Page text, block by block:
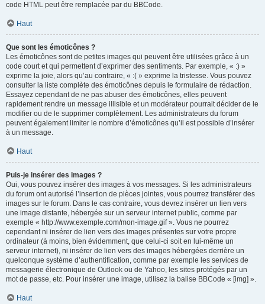
code HTML peut être remplacée par du BBCode.
Haut
Que sont les émoticônes ?
Les émoticônes sont de petites images qui peuvent être utilisées grâce à un
code court et qui permettent d’exprimer des sentiments. Par exemple, « :) »
exprime la joie, alors qu’au contraire, « :( » exprime la tristesse. Vous pouvez
consulter la liste complète des émoticônes depuis le formulaire de rédaction.
Essayez cependant de ne pas abuser des émoticônes, elles peuvent
rapidement rendre un message illisible et un modérateur pourrait décider de le
modifier ou de le supprimer complètement. Les administrateurs du forum
peuvent également limiter le nombre d’émoticônes qu’il est possible d’insérer
à un message.
Haut
Puis-je insérer des images ?
Oui, vous pouvez insérer des images à vos messages. Si les administrateurs
du forum ont autorisé l’insertion de pièces jointes, vous pourrez transférer des
images sur le forum. Dans le cas contraire, vous devrez insérer un lien vers
une image distante, hébergée sur un serveur internet public, comme par
exemple « http://www.exemple.com/mon-image.gif ». Vous ne pourrez
cependant ni insérer de lien vers des images présentes sur votre propre
ordinateur (à moins, bien évidemment, que celui-ci soit en lui-même un
serveur internet), ni insérer de lien vers des images hébergées derrière un
quelconque système d’authentification, comme par exemple les services de
messagerie électronique de Outlook ou de Yahoo, les sites protégés par un
mot de passe, etc. Pour insérer une image, utilisez la balise BBCode « [img] ».
Haut